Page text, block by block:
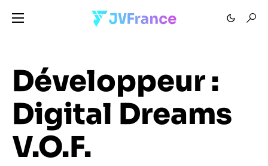
Développeur :
Digital Dreams
V.O.F.